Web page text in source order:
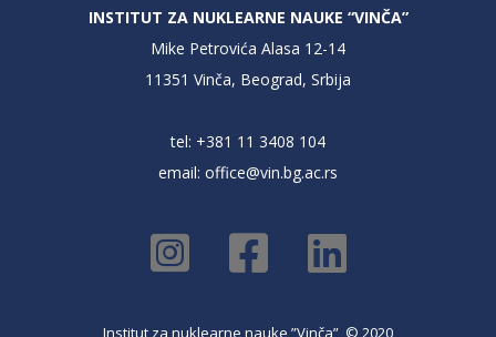
INSTITUT ZA NUKLEARNE NAUKE “VINČA”
Mike Petrovića Alasa 12-14
11351 Vinča, Beograd, Srbija
tel: +381 11 3408 104
email: office@vin.bg.ac.rs
Institut za nuklearne nauke ”Vinča” © 2020